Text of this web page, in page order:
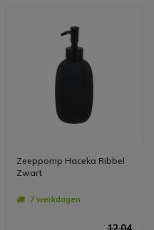
Zeeppomp Haceka Ribbel
Zwart
7 werkdagen
12,04